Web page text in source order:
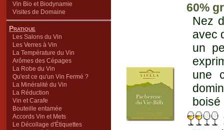
Vin Bio et Biodynamie
Visites de Domaine
Pratique
Les Salons du Vin
Les Verres à Vin
La Température du Vin
Arômes des Cépages
La Robe du Vin
Qu'est ce qu'un Vin Fermé ?
La Minéralité du Vin
La Réduction
Vin et Carafe
Bouteille entamée
Accords Vin et Mets
Le Décollage d'Étiquettes
60%
Nez
avec
un
une
boisé